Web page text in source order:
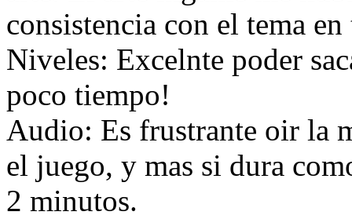
consistencia con el tema
Niveles: Excelnte poder
poco tiempo!
Audio: Es frustrante oir la
el juego, y mas si dura
2 minutos.